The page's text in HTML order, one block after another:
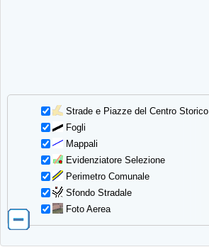
Strade e Piazze del Centro Storico
Fogli
Mappali
Evidenziatore Selezione
Perimetro Comunale
Sfondo Stradale
Foto Aerea